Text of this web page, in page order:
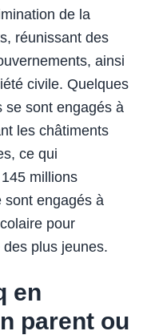
de la
réunissant des
ainsi
civile. Quelques
se sont engagés à
les châtiments
ce qui
millions
sont engagés à
pour
des plus jeunes.
en
parent ou